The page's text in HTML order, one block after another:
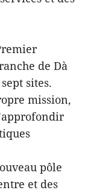
de Dà
sites.
mission,
pôle
et des